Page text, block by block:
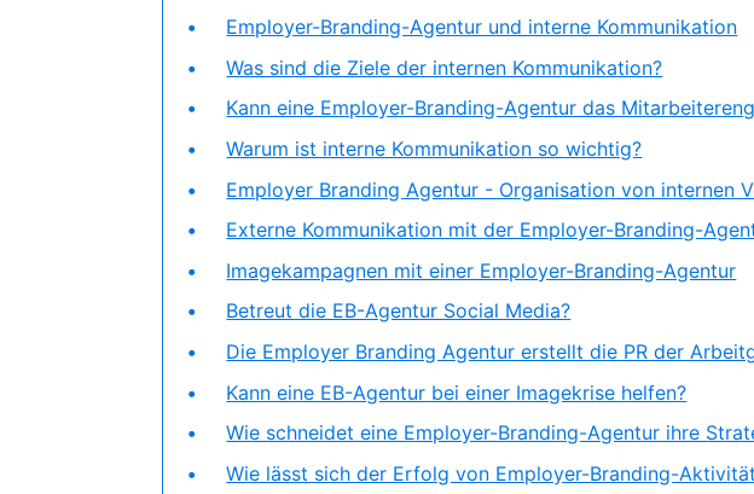
Employer-Branding-Agentur und interne Kommunikation
Was sind die Ziele der internen Kommunikation?
Kann eine Employer-Branding-Agentur das
Warum ist interne Kommunikation so wichtig?
Employer Branding Agentur - Organisation von internen
Externe Kommunikation mit der Employer-Branding-
Imagekampagnen mit einer Employer-Branding-Agentur
Betreut die EB-Agentur Social Media?
Die Employer Branding Agentur erstellt die PR der
Kann eine EB-Agentur bei einer Imagekrise helfen?
Wie schneidet eine Employer-Branding-Agentur ihre
Wie lässt sich der Erfolg von Employer-Branding-